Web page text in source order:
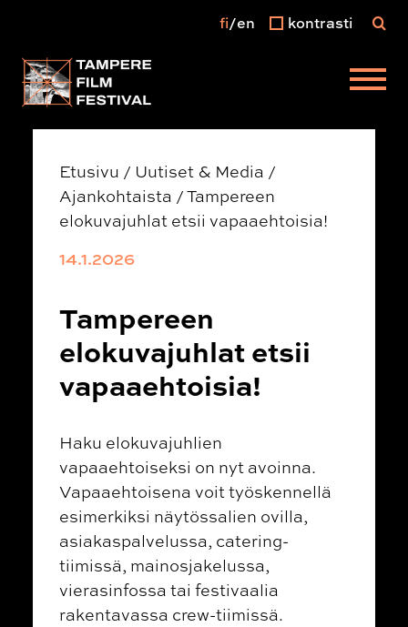
Päävalikko
fi en kontrasti
Etusivu / Uutiset & Media /
Ajankohtaista /Tampereen
elokuvajuhlat etsii vapaaehtoisia!
14.1.2026
Tampereen
elokuvajuhlat etsii
vapaaehtoisia!
Haku elokuvajuhlien
vapaaehtoiseksi on nyt avoinna.
Vapaaehtoisena voit työskennellä
esimerkiksi näytössalien ovilla,
asiakaspalvelussa, catering-
tiimissä, mainosjakelussa,
vierasinfossa tai festivaalia
rakentavassa crew-tiimissä.